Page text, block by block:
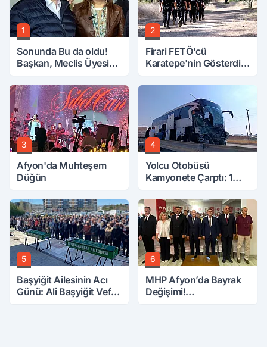
1
Sonunda Bu da oldu!
Başkan, Meclis Üyesini
Attırdı
2
Firari FETÖ'cü
Karatepe'nin Gösterdiği
Aranıyor
3
Afyon'da Muhteşem
Düğün
4
Yolcu Otobüsü
Kamyonete Çarptı: 1
5
Başyiğit Ailesinin Acı
Günü: Ali Başyiğit Vefat
6
MHP Afyon’da Bayrak
Değişimi!